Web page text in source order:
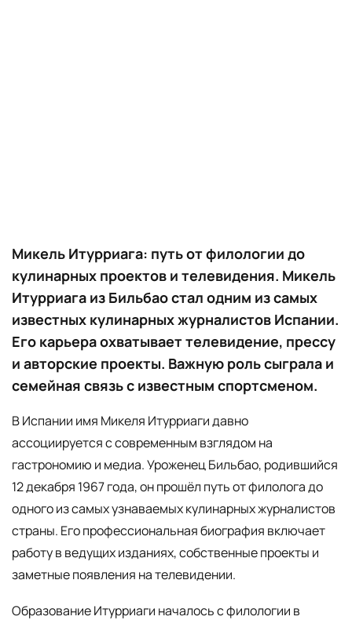
Микель Итурриага: путь от филологии до
кулинарных проектов и телевидения. Микель
Итурриага из Бильбао стал одним из самых
известных кулинарных журналистов Испании.
Его карьера охватывает телевидение, прессу
и авторские проекты. Важную роль сыграла и
семейная связь с известным спортсменом.
В Испании имя Микеля Итурриаги давно
ассоциируется с современным взглядом на
гастрономию и медиа. Уроженец Бильбао, родившийся
12 декабря 1967 года, он прошёл путь от филолога до
одного из самых узнаваемых кулинарных журналистов
страны. Его профессиональная биография включает
работу в ведущих изданиях, собственные проекты и
заметные появления на телевидении.
Образование Итурриаги началось с филологии в